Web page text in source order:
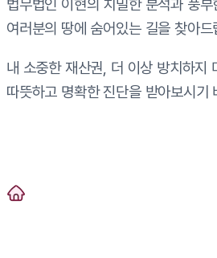
법무법인 이현의 치밀한 분석과 풍
여러분의 땅에 숨어있는 길을 찾아드
내 소중한 재산권, 더 이상 방치하지
따뜻하고 명확한 진단을 받아보시기